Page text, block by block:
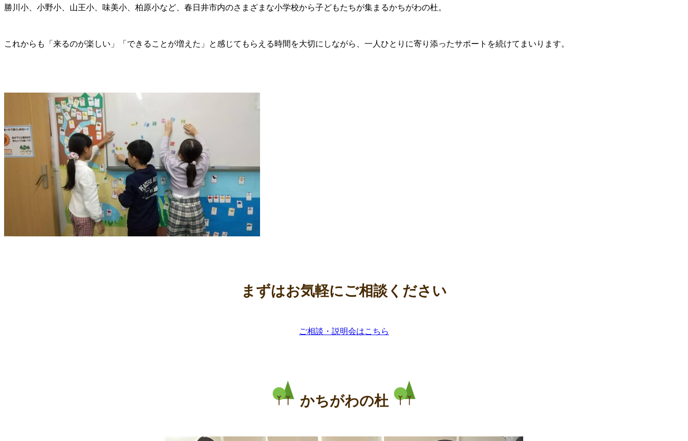
勝川小、小野小、山王小、味美小、柏原小など、春日井市内のさまざまな小学校から子どもたちが集まるかちがわの杜。
これからも「来るのが楽しい」「できることが増えた」と感じてもらえる時間を大切にしながら、一人ひとりに寄り添ったサポートを続けてまいります。
まずはお気軽にご相談ください
ご相談・説明会はこちら
かちがわの杜